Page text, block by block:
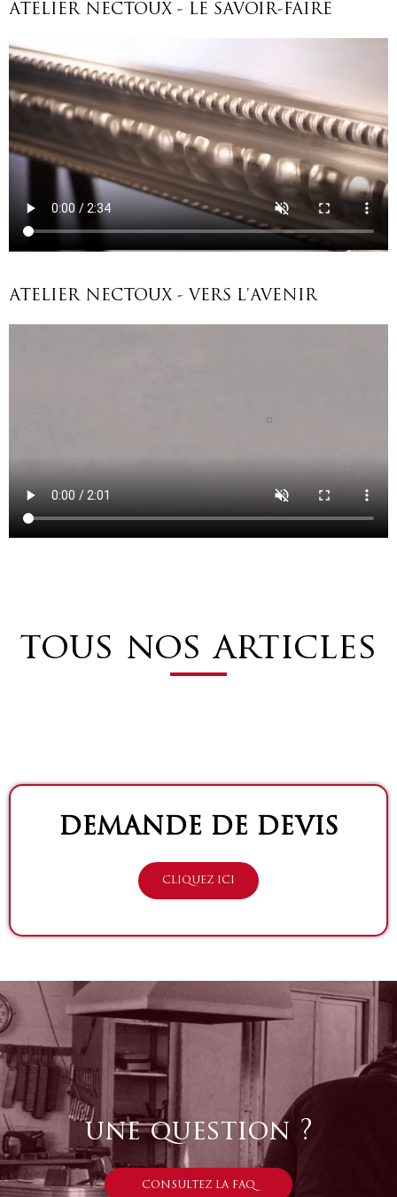
ATELIER NECTOUX - LE SAVOIR-FAIRE
ATELIER NECTOUX - VERS L'AVENIR
tous nos articles
DEMANDE DE DEVIS
CLIQUEZ ICI
une question ?
CONSULTEZ LA FAQ